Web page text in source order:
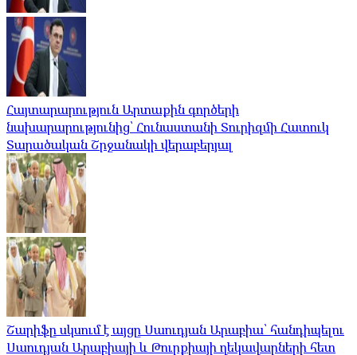
Հայտարարություն Արտաքին գործերի
նախարարությունից՝ Հունաստանի Տուրիզմի Հատուկ
Տարածական Շրջանակի վերաբերյալ
Շարիֆը սկսում է այցը Սաուդյան Արաբիա՝ հանդիպելու
Սաուդյան Արաբիայի և Թուրքիայի ղեկավարների հետ